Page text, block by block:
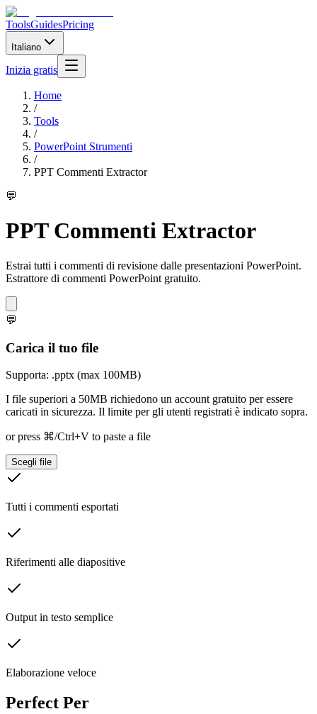
ToolsGuidesPricing
Italiano
Inizia gratis
Home
/
Tools
/
PowerPoint Strumenti
/
PPT Commenti Extractor
💬
PPT Commenti Extractor
Estrai tutti i commenti di revisione dalle presentazioni PowerPoint.
Estrattore di commenti PowerPoint gratuito.
💬
Carica il tuo file
Supporta: .pptx (max 100MB)
I file superiori a 50MB richiedono un account gratuito per essere
caricati in sicurezza. Il limite per gli utenti registrati è indicato sopra.
or press ⌘/Ctrl+V to paste a file
Scegli file
Tutti i commenti esportati
Riferimenti alle diapositive
Output in testo semplice
Elaborazione veloce
Perfect Per